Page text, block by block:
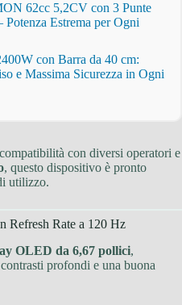
62cc 5,2CV con 3 Punte
Estrema per Ogni
con Barra da 40 cm:
e Massima Sicurezza in Ogni
con diversi operatori e
, questo dispositivo è pronto
utilizzo.
Refresh Rate a 120 Hz
OLED da 6,67 pollici,
profondi e una buona